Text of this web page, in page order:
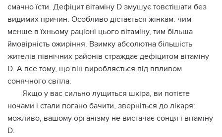
смачно їсти. Дефіцит вітаміну D змушує товстішати без
видимих причин. Особливо дістається жінкам: чим
менше в їхньому раціоні цього вітаміну, тим більша
ймовірність ожиріння. Взимку абсолютна більшість
жителів північних районів страждає дефіцитом вітаміну
D. А все тому, що він виробляється під впливом
сонячного світла.
Якщо у вас сильно лущиться шкіра, ви потієте
ночами і стали погано бачити, зверніться до лікаря:
можливо, вашому організму не вистачає сонця і вітаміну
D.